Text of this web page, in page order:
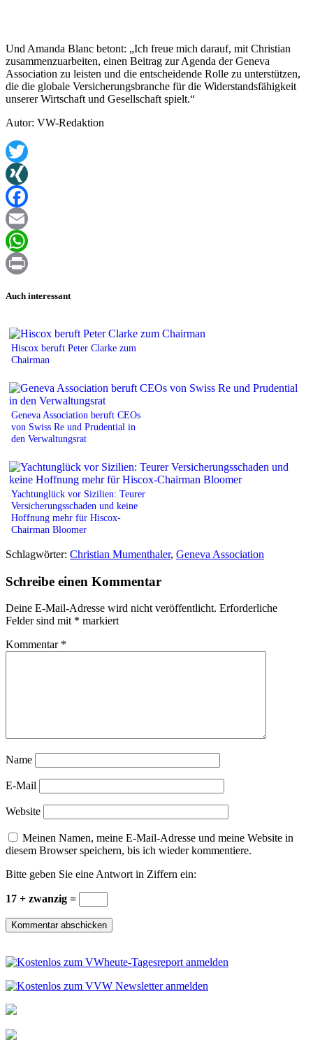
Und Amanda Blanc betont: „Ich freue mich darauf, mit Christian
zusammenzuarbeiten, einen Beitrag zur Agenda der Geneva
Association zu leisten und die entscheidende Rolle zu unterstützen,
die die globale Versicherungsbranche für die Widerstandsfähigkeit
unserer Wirtschaft und Gesellschaft spielt.“
Autor: VW-Redaktion
Twitter
XING
Facebook
Email
WhatsApp
Auch interessant
Hiscox beruft Peter Clarke zum
Chairman
Geneva Association beruft CEOs
von Swiss Re und Prudential in
den Verwaltungsrat
Yachtunglück vor Sizilien: Teurer
Versicherungsschaden und keine
Hoffnung mehr für Hiscox-
Chairman Bloomer
Schlagwörter: Christian Mumenthaler, Geneva Association
Schreibe einen Kommentar
Deine E-Mail-Adresse wird nicht veröffentlicht. Erforderliche
Felder sind mit * markiert
Kommentar *
Name
E-Mail
Website
Meinen Namen, meine E-Mail-Adresse und meine Website in
diesem Browser speichern, bis ich wieder kommentiere.
Bitte geben Sie eine Antwort in Ziffern ein:
17 + zwanzig =